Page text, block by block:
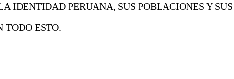
IDENTIDAD PERUANA, SUS POBLACIONES Y
TODO ESTO.